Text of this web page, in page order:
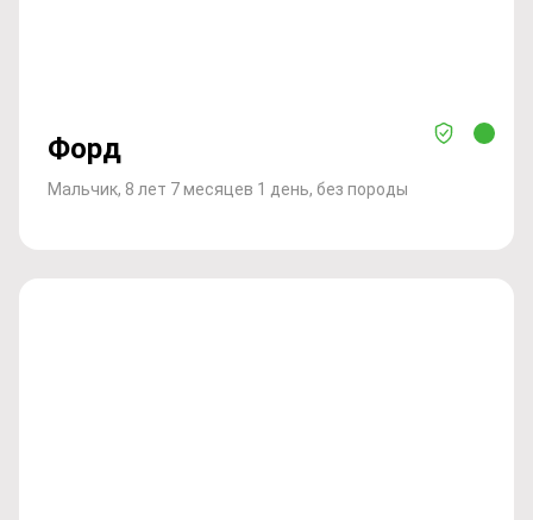
Форд
Мальчик, 8 лет 7 месяцев 1 день, без породы